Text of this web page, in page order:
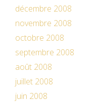
décembre 2008
novembre 2008
octobre 2008
septembre 2008
août 2008
juillet 2008
juin 2008